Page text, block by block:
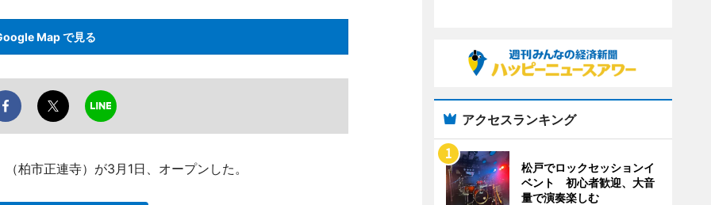
Map で見る
柏市正連寺）が3月1日、オープンした。
アクセスランキング
松戸でロックセッションイ
ベント 初心者歓迎、大音
量で演奏楽しむ